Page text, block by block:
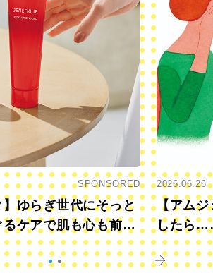
SPONSORED
】ゆらぎ世代にそっと
ケアで肌も心も前向
2026.06.26
【アムジ
したら
すか？